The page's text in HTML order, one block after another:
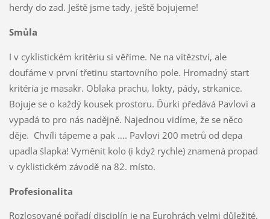
herdy do zad. Ještě jsme tady, ještě bojujeme!
Smůla
I v cyklistickém kritériu si věříme. Ne na vítězství, ale
doufáme v první třetinu startovního pole. Hromadný start
kritéria je masakr. Oblaka prachu, lokty, pády, strkanice.
Bojuje se o každý kousek prostoru. Ďurki předává Pavlovi a
vypadá to pro nás nadějně. Najednou vidíme, že se něco
děje. Chvíli tápeme a pak …. Pavlovi 200 metrů od depa
upadla šlapka! Vyměnit kolo (i když rychle) znamená propad
v cyklistickém závodě na 82. místo.
Profesionalita
Rozlosované pořadí disciplín je na Eurohrách velmi důležité.